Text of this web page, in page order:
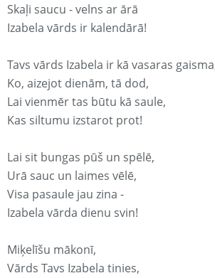
Skaļi saucu - velns ar ārā
Izabela vārds ir kalendārā!
Tavs vārds Izabela ir kā vasaras
Ko, aizejot dienām, tā dod,
Lai vienmēr tas būtu kā saule,
Kas siltumu izstarot prot!
Lai sit bungas pūš un spēlē,
Urā sauc un laimes vēlē,
Visa pasaule jau zina -
Izabela vārda dienu svin!
Miķelīšu mākonī,
Vārds Tavs Izabela tinies,